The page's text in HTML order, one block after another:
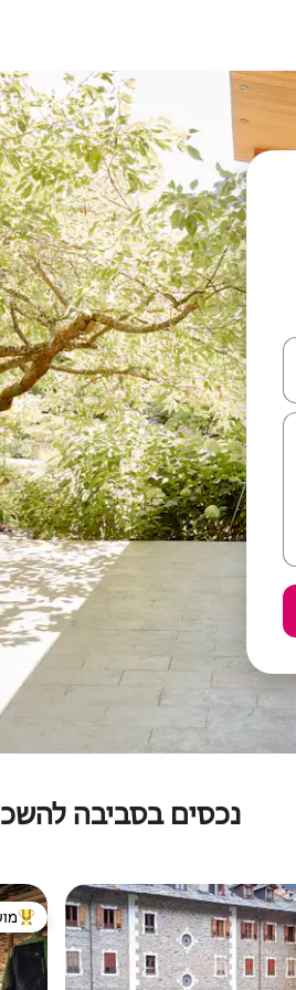
ולמטה או לעיין בעזרת תנועות מגע או
נכסים בסביבה